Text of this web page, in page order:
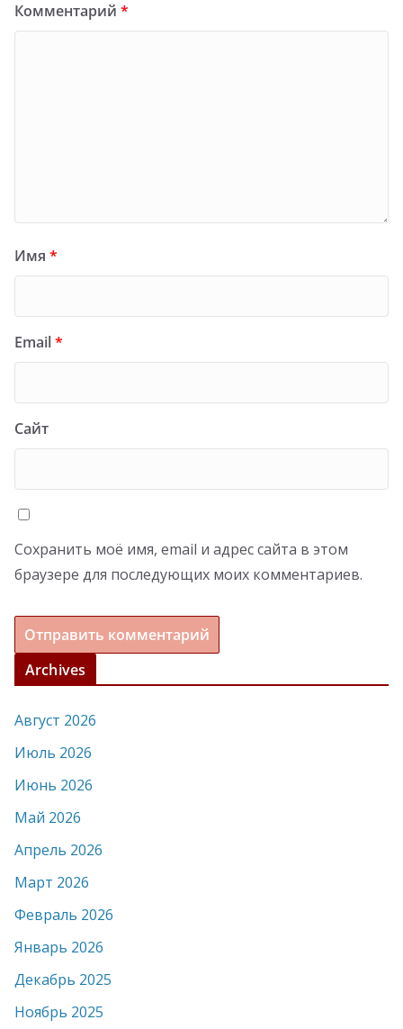
Комментарий *
Имя *
Email*
Сайт
Сохранить моё имя, email и адрес сайта в этом
браузере для последующих моих комментариев.
Archives
Август 2026
Июль 2026
Июнь 2026
Май 2026
Апрель 2026
Март 2026
Февраль 2026
Январь 2026
Декабрь 2025
Ноябрь 2025